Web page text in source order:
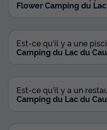
Flower Camping du
Est-ce qu'il y a une
Camping du Lac du
Est-ce qu'il y a un
Camping du Lac du